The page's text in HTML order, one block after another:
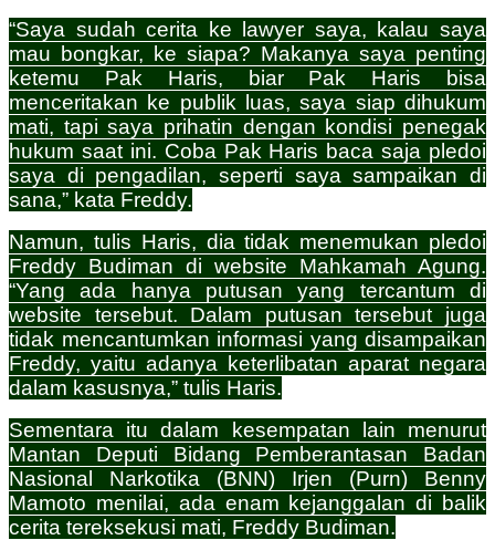
“Saya sudah cerita ke lawyer saya, kalau saya
mau bongkar, ke siapa? Makanya saya penting
ketemu Pak Haris, biar Pak Haris bisa
menceritakan ke publik luas, saya siap dihukum
mati, tapi saya prihatin dengan kondisi penegak
hukum saat ini. Coba Pak Haris baca saja pledoi
saya di pengadilan, seperti saya sampaikan di
sana,” kata Freddy.
Namun, tulis Haris, dia tidak menemukan pledoi
Freddy Budiman di website Mahkamah Agung.
“Yang ada hanya putusan yang tercantum di
website tersebut. Dalam putusan tersebut juga
tidak mencantumkan informasi yang disampaikan
Freddy, yaitu adanya keterlibatan aparat negara
dalam kasusnya,” tulis Haris.
Sementara itu dalam kesempatan lain menurut
Mantan Deputi Bidang Pemberantasan Badan
Nasional Narkotika (BNN) Irjen (Purn) Benny
Mamoto menilai, ada enam kejanggalan di balik
cerita tereksekusi mati, Freddy Budiman.